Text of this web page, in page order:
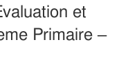
et
Primaire –